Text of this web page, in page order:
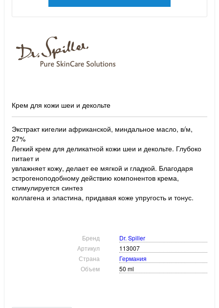
Крем для кожи шеи и декольте
Экстракт кигелии африканской, миндальное масло, в/м,
27%
Легкий крем для деликатной кожи шеи и декольте. Глубоко
питает и
увлажняет кожу, делает ее мягкой и гладкой. Благодаря
эстрогеноподобному действию компонентов крема,
стимулируется синтез
коллагена и эластина, придавая коже упругость и тонус.
Бренд
Dr. Spiller
Артикул
113007
Страна
Германия
Объем
50 ml